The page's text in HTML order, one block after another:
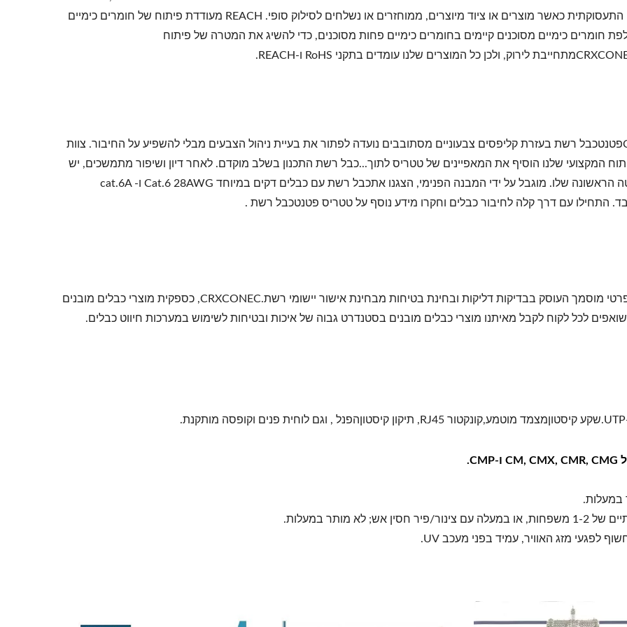
את החשיפה התעסוקתית כאשר מוצרים או ציוד מיוצרים, ממוחזרים או נשלחים לסילוק סופי. REACH מעודדת פיתוח של חומרים כימיים
חומרים כימיים מסוכנים קיימים בחומרים כימיים פחות מסוכנים, כדי להשיג את המטרה של פיתוח
CRXCONECפטנטכבל רשת בעזרת קליפסים צבעוניים מסתובבים נועדה לפתור את בעיית ניהול הצבעים מבלי להשפיע על החיבור. צוות
המקצועי שלנו הוסיף את המאפיינים של טטריס לתוך...כבל רשת התכנון בשלב מוקדם. לאחר דיון ושיפור מתמשכים, יש
לנו את הטיוטה הראשונה שלו. מוגבל על ידי המבנה הפנימי, הצגנו אתכבל רשת עם כבלים דקים במיוחד Cat.6 28AWG ו- cat.6A
UL הוא גוף פרטי מוסמך העוסק בבדיקות דליקות ובחינת בטיחות מבחינת אישור יישומי רשת.CRXCONEC, כספקית מוצרי כבלים מובנים
לכל לקוח לקבל מאיתנו מוצרי כבלים מובנים בסטנדרט גבוה של איכות ובטיחות לשימוש במערכות חיווט כבלים.